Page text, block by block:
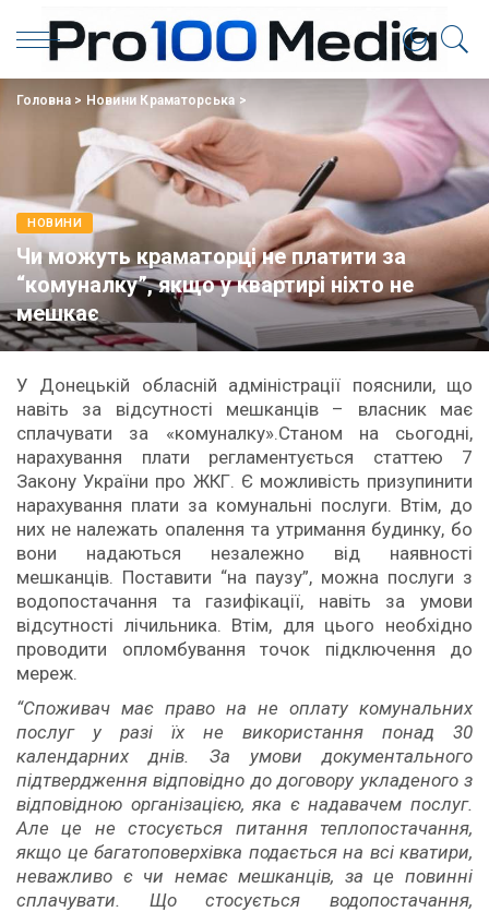
Головна> Новини Краматорська >
НОВИНИ
Чи можуть краматорці не платити за
“комуналку”, якщо у квартирі ніхто не
мешкає
У Донецькій обласній адміністрації пояснили, що
навіть за відсутності мешканців – власник має
сплачувати за «комуналку».Станом на сьогодні,
нарахування плати регламентується статтею 7
Закону України про ЖКГ. Є можливість призупинити
нарахування плати за комунальні послуги. Втім, до
них не належать опалення та утримання будинку, бо
вони надаються незалежно від наявності
мешканців. Поставити “на паузу”, можна послуги з
водопостачання та газифікації, навіть за умови
відсутності лічильника. Втім, для цього необхідно
проводити опломбування точок підключення до
мереж.
“Споживач має право на не оплату комунальних
послуг у разі їх не використання понад 30
календарних днів. За умови документального
підтвердження відповідно до договору укладеного з
відповідною організацією, яка є надавачем послуг.
Але це не стосується питання теплопостачання,
якщо це багатоповерхівка подається на всі кватири,
неважливо є чи немає мешканців, за це повинні
сплачувати. Що стосується водопостачання,